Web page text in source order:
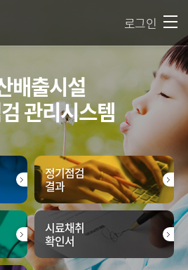
로그인
배출시설
관리시스템
정기점검
결과
시료채취
확인서